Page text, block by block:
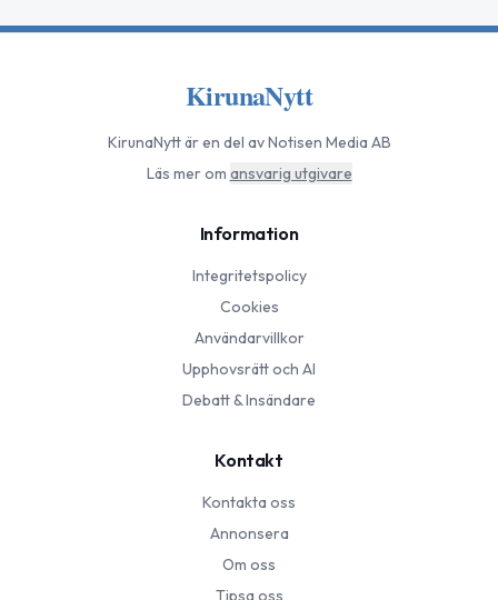
KirunaNytt
KirunaNyttär en del av Notisen Media AB
Läs mer om ansvarig utgivare
Information
Integritetspolicy
Cookies
Användarvillkor
Upphovsrätt och AI
Debatt & Insändare
Kontakt
Kontakta oss
Annonsera
Om oss
Tipsa oss